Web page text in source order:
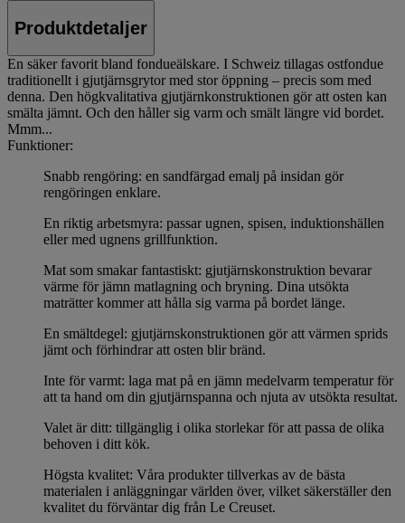
Produktdetaljer
En säker favorit bland fondueälskare. I Schweiz tillagas ostfondue
traditionellt i gjutjärnsgrytor med stor öppning – precis som med
denna. Den högkvalitativa gjutjärnkonstruktionen gör att osten kan
smälta jämnt. Och den håller sig varm och smält längre vid bordet.
Mmm...
Funktioner:
Snabb rengöring: en sandfärgad emalj på insidan gör
rengöringen enklare.
En riktig arbetsmyra: passar ugnen, spisen, induktionshällen
eller med ugnens grillfunktion.
Mat som smakar fantastiskt: gjutjärnskonstruktion bevarar
värme för jämn matlagning och bryning. Dina utsökta
maträtter kommer att hålla sig varma på bordet länge.
En smältdegel: gjutjärnskonstruktionen gör att värmen sprids
jämt och förhindrar att osten blir bränd.
Inte för varmt: laga mat på en jämn medelvarm temperatur för
att ta hand om din gjutjärnspanna och njuta av utsökta resultat.
Valet är ditt: tillgänglig i olika storlekar för att passa de olika
behoven i ditt kök.
Högsta kvalitet: Våra produkter tillverkas av de bästa
materialen i anläggningar världen över, vilket säkerställer den
kvalitet du förväntar dig från Le Creuset.